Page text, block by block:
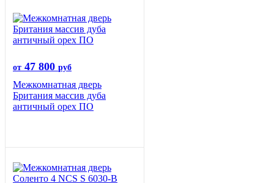
от 47 800 руб
Межкомнатная дверь
Британия массив дуба
античный орех ПО